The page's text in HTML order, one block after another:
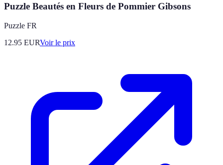
Puzzle Beautés en Fleurs de Pommier Gibsons
Puzzle FR
12.95 EURVoir le prix